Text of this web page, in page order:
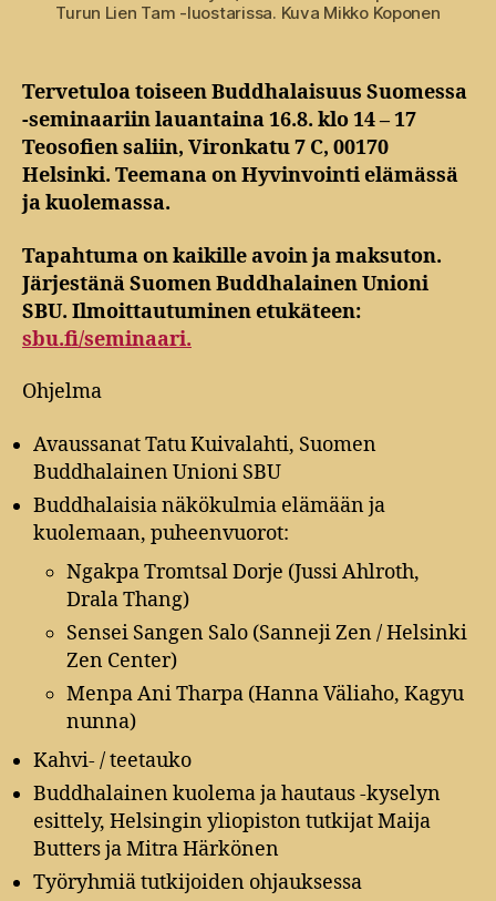
Turun Lien Tam -luostarissa. Kuva Mikko Koponen
Tervetuloa toiseen Buddhalaisuus Suomessa
-seminaariin lauantaina 16.8. klo 14 – 17
Teosofien saliin, Vironkatu 7 C, 00170
Helsinki. Teemana on Hyvinvointi elämässä
ja kuolemassa.
Tapahtuma on kaikille avoin ja maksuton.
Järjestänä Suomen Buddhalainen Unioni
SBU. Ilmoittautuminen etukäteen:
sbu.fi/seminaari.
Ohjelma
Avaussanat Tatu Kuivalahti, Suomen
Buddhalainen Unioni SBU
Buddhalaisia näkökulmia elämään ja
kuolemaan, puheenvuorot:
Ngakpa Tromtsal Dorje (Jussi Ahlroth,
Drala Thang)
Sensei Sangen Salo (Sanneji Zen / Helsinki
Zen Center)
Menpa Ani Tharpa (Hanna Väliaho, Kagyu
nunna)
Kahvi- / teetauko
Buddhalainen kuolema ja hautaus -kyselyn
esittely, Helsingin yliopiston tutkijat Maija
Butters ja Mitra Härkönen
Työryhmiä tutkijoiden ohjauksessa